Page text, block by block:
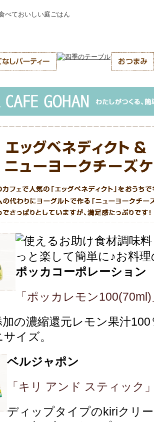
ポッカコーポレーション
「ポッカレモン
加の濃縮還元レモン果汁
イズ。
ベルジャポン
「キリ アンド スティック
ディップタイプのkiriクリ